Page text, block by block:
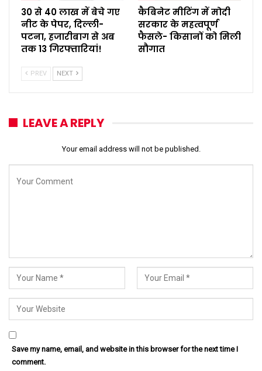
30 से 40 लाख में बेचे गए
नीट के पेपर, दिल्ली-
पटना, हजारीबाग से अब
तक 13 गिरफ्तारियां!
कैबिनेट मीटिंग में मोदी
सरकार के महत्वपूर्ण
फैसले- किसानों को मिली
सौगात
PREV NEXT
LEAVE A REPLY
Your email address will not be published.
Save my name, email, and website in this browser for the next time I
comment.